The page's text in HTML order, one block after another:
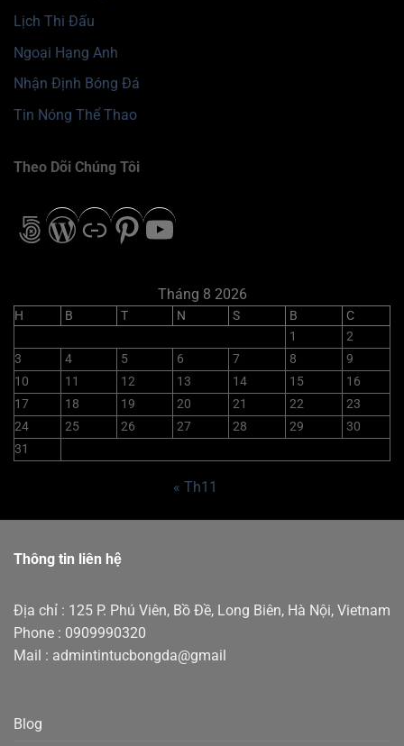
Lịch Thi Đấu
Ngoại Hạng Anh
Nhận Định Bóng Đá
Tin Nóng Thể Thao
Theo Dõi Chúng Tôi
500px
WordPress
Liên kếtPinterest
Youtube
Tháng 8 2026
H B T N S B
C
1
2
3
4 5 6 7 8
9
10
11 12 13 14 15
16
17
18 19 20 21 22
23
24
25 26 27 28 29
30
31
« Th11
Thông tin liên hệ
Địa chỉ : 125 P. Phú Viên, Bồ Đề, Long Biên, Hà Nội, Vietnam
Phone : 0909990320
Mail : admintintucbongda@gmail
Blog